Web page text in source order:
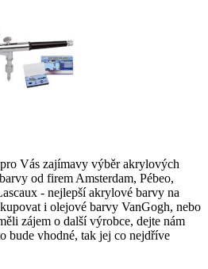
Vás zajímavy výběr akrylových
od firem Amsterdam, Pébeo,
- nejlepší akrylové barvy na
i olejové barvy VanGogh, nebo
zájem o další výrobce, dejte nám
bude vhodné, tak jej co nejdříve